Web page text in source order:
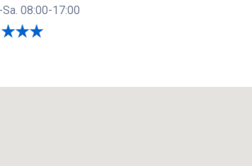
Sa. 08:00-17:00